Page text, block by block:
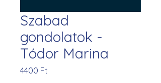
Szabad
gondolatok -
Tódor Marina
4400 Ft